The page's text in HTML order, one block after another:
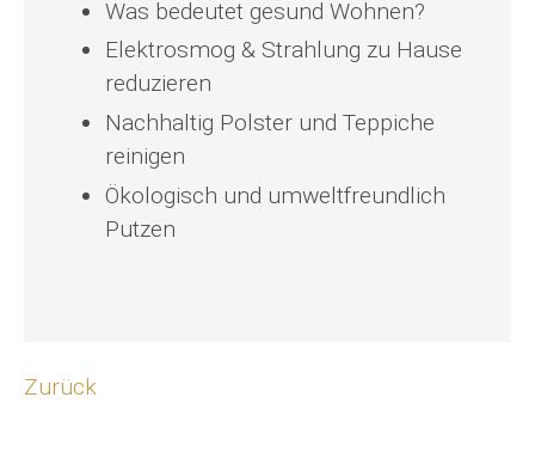
Was bedeutet gesund Wohnen?
Elektrosmog & Strahlung zu Hause
reduzieren
Nachhaltig Polster und Teppiche
reinigen
Ökologisch und umweltfreundlich
Putzen
Zurück